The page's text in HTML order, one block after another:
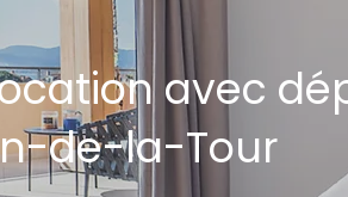
avec
de-la-Tour